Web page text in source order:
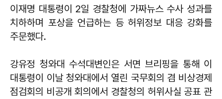
이재명 대통령이 2일 경찰청에 가짜뉴스 수사 성과를
치하하며 포상을 언급하는 등 허위정보 대응 강화를
주문했다.
강유정 청와대 수석대변인은 서면 브리핑을 통해 이
대통령이 이날 청와대에서 열린 국무회의 겸 비상경제
점검회의 비공개 회의에서 경찰청의 허위사실 공표 관